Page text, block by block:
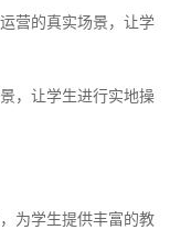
营的真实场景，让学
，让学生进行实地操
为学生提供丰富的教